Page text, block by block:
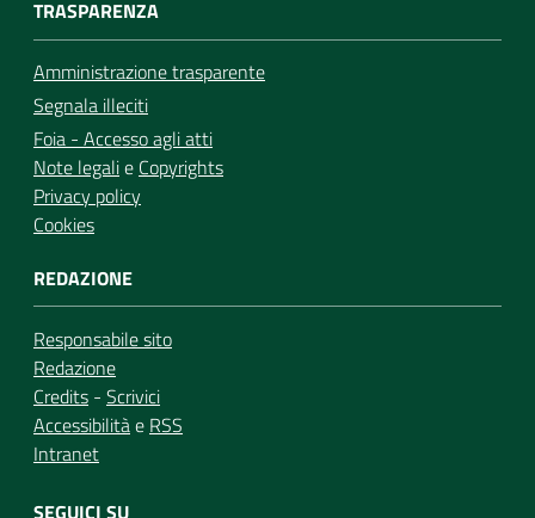
TRASPARENZA
Amministrazione trasparente
Segnala illeciti
Foia - Accesso agli atti
Note legalie Copyrights
Privacy policy
Cookies
REDAZIONE
Responsabile sito
Redazione
Credits - Scrivici
Accessibilitàe RSS
Intranet
SEGUICI SU